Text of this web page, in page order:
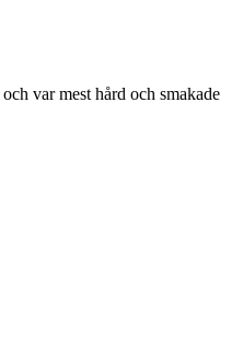
var mest hård och smakade